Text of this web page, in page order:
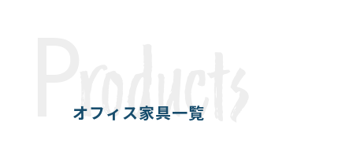
Products
オフィス家具一覧